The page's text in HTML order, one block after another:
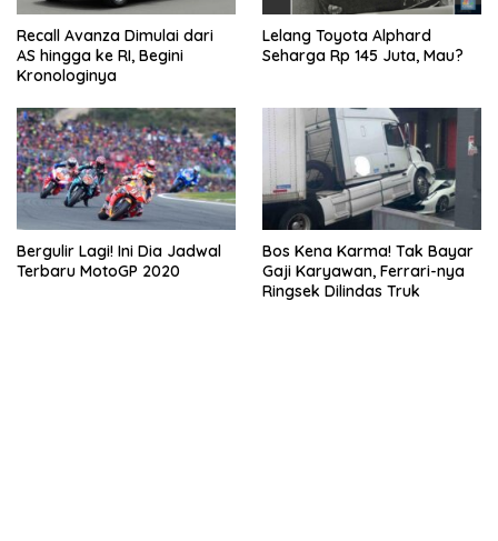
Recall Avanza Dimulai dari
AS hingga ke RI, Begini
Kronologinya
Lelang Toyota Alphard
Seharga Rp 145 Juta, Mau?
Bergulir Lagi! Ini Dia Jadwal
Terbaru MotoGP 2020
Bos Kena Karma! Tak Bayar
Gaji Karyawan, Ferrari-nya
Ringsek Dilindas Truk